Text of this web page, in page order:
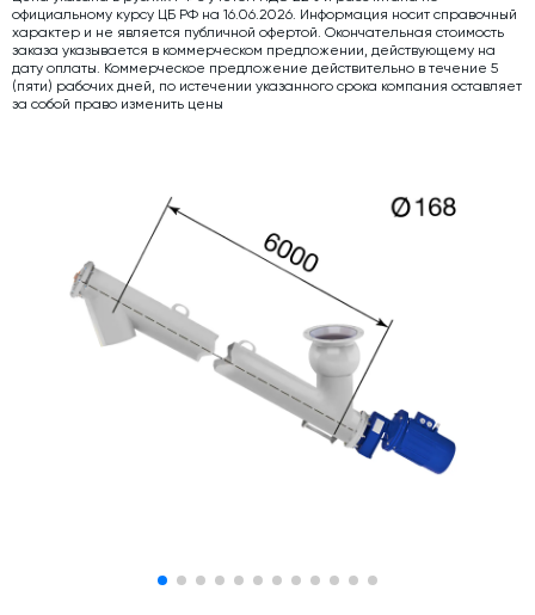
Дозаторы для бетонных заводов
Затворы для силосов и дозаторов
Промышленные фильтры и комплектующие
Пневмооборудование
Телескопические загрузчики
Датчики
Промышленные вибраторы
Дробильно-сортировочный комплекс
официальному курсу ЦБ РФ на 16.06.2026. Информация носит справочный
характер и не является публичной офертой. Окончательная стоимость
заказа указывается в коммерческом предложении, действующему на
дату оплаты. Коммерческое предложение действительно в течение 5
(пяти) рабочих дней, по истечении указанного срока компания оставляет
за собой право изменить цены